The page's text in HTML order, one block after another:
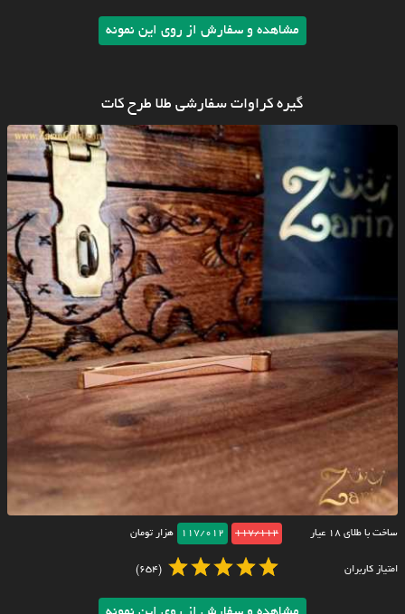
مشاهده و سفارش از روی این نمونه
گیره کراوات سفارشی طلا طرح کات
ساخت با طلای ۱۸ عیار 117/112
117/012 هزار تومان
امتیاز کاربران (654)